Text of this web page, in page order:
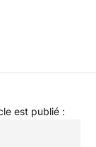
est publié :